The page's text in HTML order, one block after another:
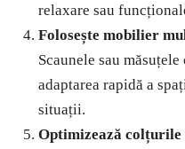
relaxare sau
Folosește mobilier
Scaunele sau
adaptarea rapidă a
situații.
Optimizează colțurile